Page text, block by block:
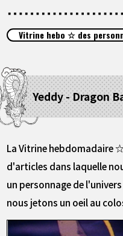
ARTICLES
LANGUAGE
Vitrine hebo ☆ des
Yeddy - Dragon
La Vitrine hebdomadaire
d'articles dans laquelle
un personnage de
nous jetons un oeil au